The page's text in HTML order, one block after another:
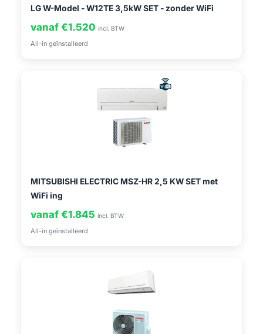
LG W-Model - W12TE 3,5kW SET - zonder WiFi
vanaf €1.520 incl. BTW
All-in geïnstalleerd
MITSUBISHI ELECTRIC MSZ-HR 2,5 KW SET met
WiFi ing
vanaf €1.845 incl. BTW
All-in geïnstalleerd